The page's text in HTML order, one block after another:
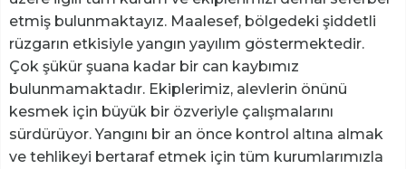
etmiş bulunmaktayız. Maalesef, bölgedeki şiddetli
rüzgarın etkisiyle yangın yayılım göstermektedir.
Çok şükür şuana kadar bir can kaybımız
bulunmamaktadır. Ekiplerimiz, alevlerin önünü
kesmek için büyük bir özveriyle çalışmalarını
sürdürüyor. Yangını bir an önce kontrol altına almak
ve tehlikeyi bertaraf etmek için tüm kurumlarımızla